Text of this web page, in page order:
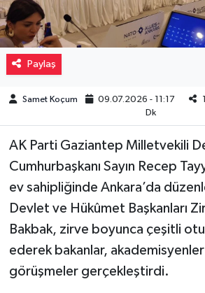
Paylaş
Samet Koçum 09.07.2026 - 11:17 1
Dk
AK Parti Gaziantep Milletvekili
Cumhurbaşkanı Sayın Recep
ev sahipliğinde Ankara’da
Devlet ve Hükûmet Başkanları
Bakbak, zirve boyunca çeşitli
ederek bakanlar,
görüşmeler gerçekleştirdi.
Sağlık
Sinemalar
Türkiye
Video Haber
Yaşam